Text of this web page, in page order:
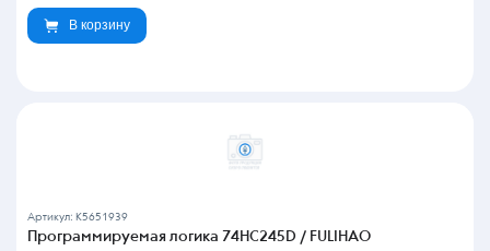
В корзину
Артикул: K5651939
Программируемая логика 74HC245D / FULIHAO